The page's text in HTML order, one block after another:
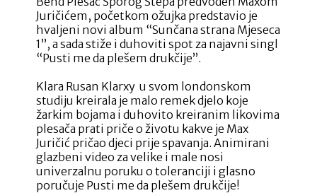
predstavlja
i
spot
za
singl
“Pusti
me
da
plešem
drukčije”!
Juričićem, početkom ožujka predstavio je
hvaljeni novi album “Sunčana strana Mjeseca
1”, a sada stiže i duhoviti spot za najavni singl
“Pusti me da plešem drukčije”.
Klara Rusan Klarxy u svom londonskom
studiju kreirala je malo remek djelo koje
žarkim bojama i duhovito kreiranim likovima
plesača prati priče o životu kakve je Max
Juričić pričao djeci prije spavanja. Animirani
glazbeni video za velike i male nosi
univerzalnu poruku o toleranciji i glasno
poručuje Pusti me da plešem drukčije!